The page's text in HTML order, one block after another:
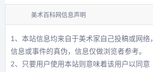
美术百科网信息声明
1、本站信息均来自于美术家自己投稿或网络
信息或事件的真伪，信息仅做浏览者参考。
2、只要用户使用本站则意味着该用户以同意